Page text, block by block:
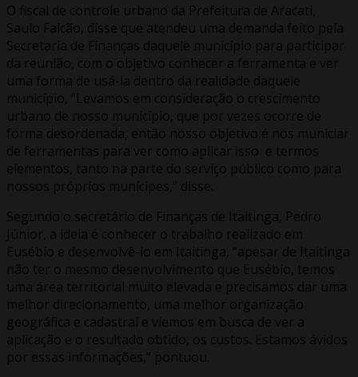
O fiscal de controle urbano da Prefeitura de Aracati,
Saulo Falcão, disse que atendeu uma demanda feito pela
Secretaria de Finanças daquele município para participar
da reunião, com o objetivo conhecer a ferramenta e ver
uma forma de usá-la dentro da realidade daquele
município, “Levamos em consideração o crescimento
urbano de nosso município, que por vezes ocorre de
forma desordenada, então nosso objetivo é nos municiar
de ferramentas para ver como aplicar isso e termos
elementos, tanto na parte do serviço público como para
nossos próprios munícipes,” disse.
Segundo o secretário de Finanças de Itaitinga, Pedro
Júnior, a ideia é conhecer o trabalho realizado em
Eusébio e desenvolvê-lo em Itaitinga, “apesar de Itaitinga
não ter o mesmo desenvolvimento que Eusébio, temos
uma área territorial muito elevada e precisamos dar uma
melhor direcionamento, uma melhor organização
geográfica e cadastral e viemos em busca de ver a
aplicação e o resultado obtido, os custos. Estamos ávidos
por essas informações,” pontuou.